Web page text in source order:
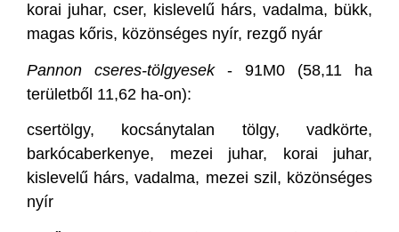
korai juhar, cser, kislevelű hárs, vadalma, bükk,
magas kőris, közönséges nyír, rezgő nyár
Pannon cseres-tölgyesek- 91M0 (58,11 ha
területből 11,62 ha-on):
csertölgy, kocsánytalan tölgy, vadkörte,
barkócaberkenye, mezei juhar, korai juhar,
kislevelű hárs, vadalma, mezei szil, közönséges
nyír